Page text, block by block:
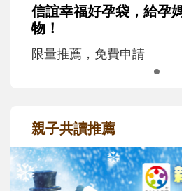
信誼幸福好孕袋，給孕
物！
限量推薦，免費申請
親子共讀推薦